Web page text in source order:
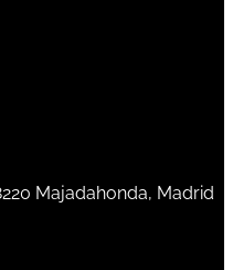
Majadahonda, Madrid